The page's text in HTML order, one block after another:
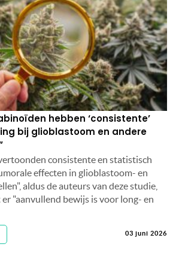
hebben ‘consistente’
bij glioblastoom en andere
consistente en statistisch
effecten in glioblastoom- en
aldus de auteurs van deze studie,
"aanvullend bewijs is voor long- en
03 juni 2026